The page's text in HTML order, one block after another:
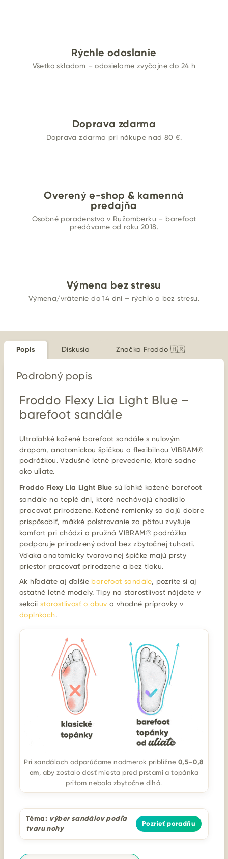
Rýchle odoslanie
Všetko skladom – odosielame zvyčajne do 24 h
Doprava zdarma
Doprava zdarma pri nákupe nad 80 €.
Overený e-shop & kamenná
predajňa
Osobné poradenstvo v Ružomberku – barefoot
predávame od roku 2018.
Výmena bez stresu
Výmena/vrátenie do 14 dní – rýchlo a bez stresu.
Popis Diskusia Značka Froddo 🇭🇷
Podrobný popis
Froddo Flexy Lia Light Blue –
barefoot sandále
Ultraľahké kožené barefoot sandále s nulovým
dropom, anatomickou špičkou a flexibilnou VIBRAM®
podrážkou. Vzdušné letné prevedenie, ktoré sadne
ako uliate.
Froddo Flexy Lia Light Blue sú ľahké kožené barefoot
sandále na teplé dni, ktoré nechávajú chodidlo
pracovať prirodzene. Kožené remienky sa dajú dobre
prispôsobiť, mäkké polstrovanie za pätou zvyšuje
komfort pri chôdzi a pružná VIBRAM® podrážka
podporuje prirodzený odval bez zbytočnej tuhosti.
Vďaka anatomicky tvarovanej špičke majú prsty
priestor pracovať prirodzene a bez tlaku.
Ak hľadáte aj ďalšie barefoot sandále, pozrite si aj
ostatné letné modely. Tipy na starostlivosť nájdete v
sekcii starostlivosť o obuv a vhodné prípravky v
doplnkoch.
Pri sandáloch odporúčame nadmerok približne 0,5–0,8
cm, aby zostalo dosť miesta pred prstami a topánka
pritom nebola zbytočne dlhá.
Téma: výber sandálov podľa
tvaru nohy
Pozrieť poradňu